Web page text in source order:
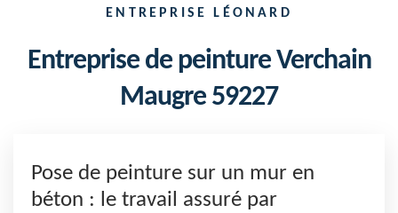
ENTREPRISE LÉONARD
Entreprise de peinture Verchain
Maugre 59227
Pose de peinture sur un mur en
béton : le travail assuré par